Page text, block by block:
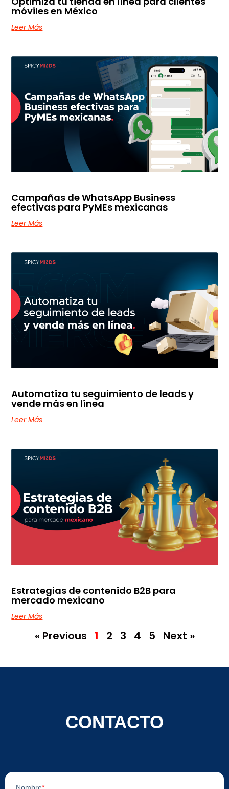
móviles en México
Leer Más
Campañas de WhatsApp Business
efectivas para PyMEs mexicanas
Leer Más
Automatiza tu seguimiento de leads y
vende más en línea
Leer Más
Estrategias de contenido B2B para
mercado mexicano
Leer Más
« Previous 1 2 3 4 5 Next »
CONTACTO